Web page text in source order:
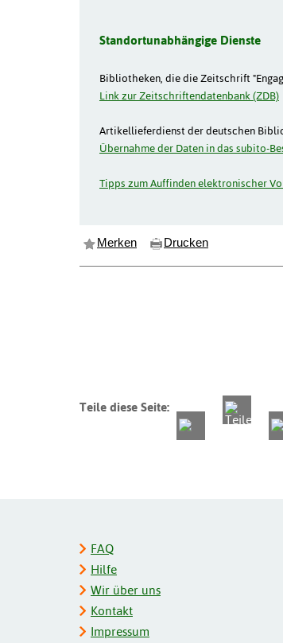
Standortunabhängige Dienste
Bibliotheken, die die Zeitschrift
Link zur Zeitschriftendatenbank (ZDB)
Artikellieferdienst der deutschen
Übernahme der Daten in das subito-
Tipps zum Auffinden elektronischer
Merken Drucken
Teile diese Seite:
FAQ
Hilfe
Wir über uns
Kontakt
Impressum